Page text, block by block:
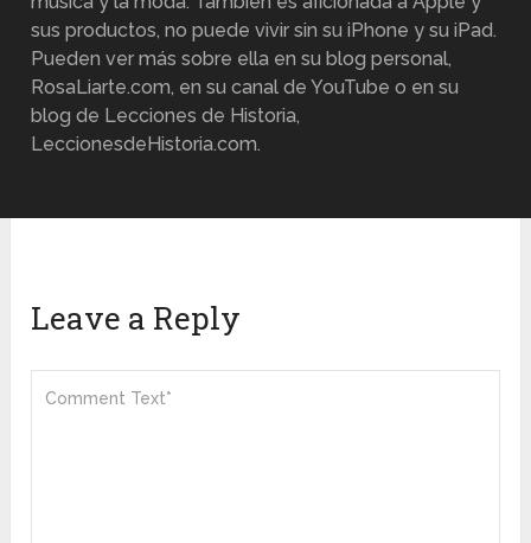
sus productos, no puede vivir sin su iPhone y su iPad.
Pueden ver más sobre ella en su blog personal,
RosaLiarte.com, en su canal de YouTube o en su
blog de Lecciones de Historia,
LeccionesdeHistoria.com.
Leave a Reply